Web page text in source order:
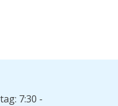
7:30 -